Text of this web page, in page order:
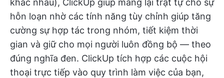
hỗn loạn nhờ các tính năng tùy chỉnh giúp tăng
cường sự hợp tác trong nhóm, tiết kiệm thời
gian và giữ cho mọi người luôn đồng bộ — theo
đúng nghĩa đen. ClickUp tích hợp các cuộc hội
thoại trực tiếp vào quy trình làm việc của bạn,